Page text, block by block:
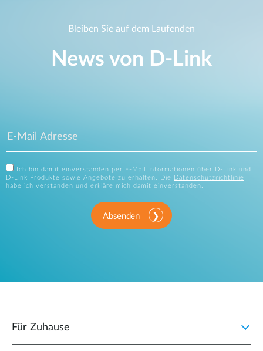
Bleiben Sie auf dem Laufenden
News von D‑Link
Ich bin damit einverstanden per E-Mail Informationen über D-Link und
D-Link Produkte sowie Angebote zu erhalten. Die
Datenschutzrichtlinie
habe ich verstanden und erkläre mich damit einverstanden.
Absenden
Für Zuhause